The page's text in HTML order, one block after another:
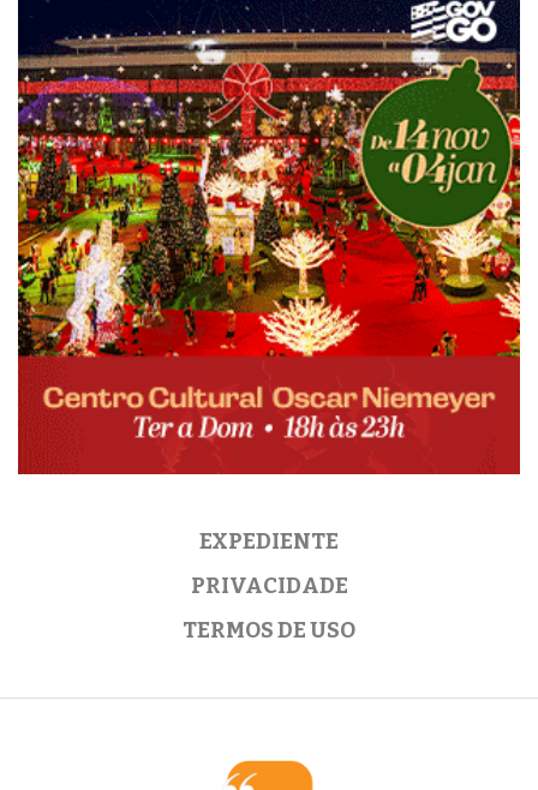
EXPEDIENTE
PRIVACIDADE
TERMOS DE USO